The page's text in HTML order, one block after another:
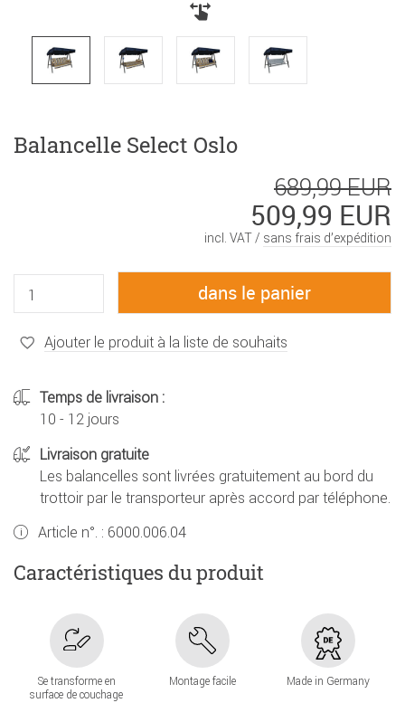
Balancelle Select Oslo
689,99 EUR
509,99 EUR
incl. VAT / sans frais d’expédition
Ajouter le produit à la liste de souhaits
Temps de livraison :
10 - 12 jours
Livraison gratuite
Les balancelles sont livrées gratuitement au bord du
trottoir par le transporteur après accord par téléphone.
Article n°. : 6000.006.04
Caractéristiques du produit
Se transforme en
surface de couchage
Montage facile Made in Germany